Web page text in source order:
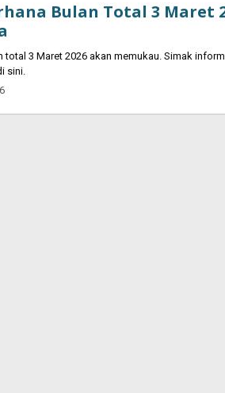
Bulan Total 3 Maret
total 3 Maret 2026 akan memukau. Simak
sini.